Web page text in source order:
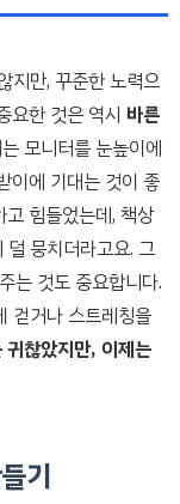
지만, 꾸준한 노력으
요한 것은 역시 바른
모니터를 눈높이에
이에 기대는 것이 좋
힘들었는데, 책상
뭉치더라고요. 그
는 것도 중요합니다.
걷거나 스트레칭을
귀찮았지만, 이제는
기